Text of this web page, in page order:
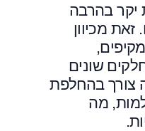
יקר בהרבה
מכיוון
שונים
צורך בהחלפת
מה